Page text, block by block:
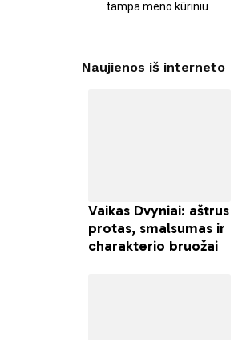
tampa meno kūriniu
Naujienos iš interneto